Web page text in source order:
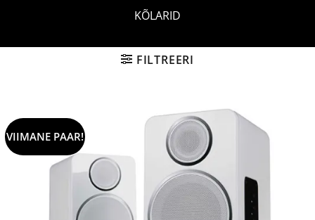
KÕLARID
FILTREERI
VIIMANE PAAR!